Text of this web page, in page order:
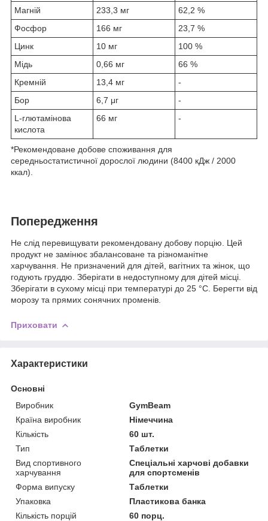
Магній 233,3 мг
62,2 %
Фосфор
166 мг
23,7 %
Цинк
10 мг
100 %
Мідь
0,66 мг
66 %
Кремній
13,4 мг
-
Бор
6,7 μг
-
L-глютамінова
кислота
66 мг -
*Рекомендоване добове споживання для
середньостатистичної дорослої людини (8400 кДж / 2000
ккал).
Попередження
Не слід перевищувати рекомендовану добову порцію. Цей
продукт не замінює збалансоване та різноманітне
харчування. Не призначений для дітей, вагітних та жінок, що
годують груддю. Зберігати в недоступному для дітей місці.
Зберігати в сухому місці при температурі до 25 °C. Берегти від
морозу та прямих сонячних променів.
Приховати
Характеристики
Основні
Виробник
GymBeam
Країна виробник
Німеччина
Кількість
60 шт.
Тип
Таблетки
Вид спортивного
харчування
Спеціальні харчові добавки
для спортсменів
Форма випуску
Таблетки
Упаковка
Пластикова банка
Кількість порцій
60 порц.